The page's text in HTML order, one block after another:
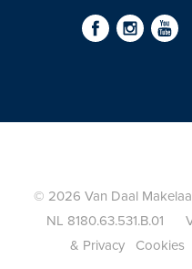
© 2026 Van Daal
NL 8180.63.531.B.01
& Privacy Cookies